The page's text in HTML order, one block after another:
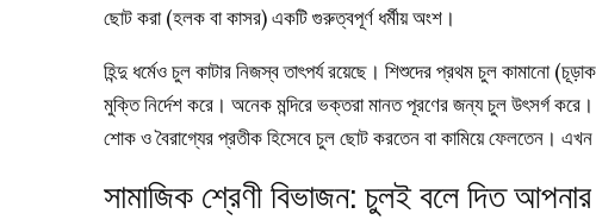
ছোট করা (হলক বা কাসর) একটি গুরুত্বপূর্ণ ধর্মীয় অংশ।
হিন্দু ধর্মেও চুল কাটার নিজস্ব তাৎপর্য রয়েছে। শিশুদের প্রথম চুল কামানো
মুক্তি নির্দেশ করে। অনেক মন্দিরে ভক্তরা মানত পূরণের জন্য চুল উৎসর্গ করে।
শোক ও বৈরাগ্যের প্রতীক হিসেবে চুল ছোট করতেন বা কামিয়ে ফেলতেন। এখন
সামাজিক শ্রেণী বিভাজন: চুলই বলে দিত